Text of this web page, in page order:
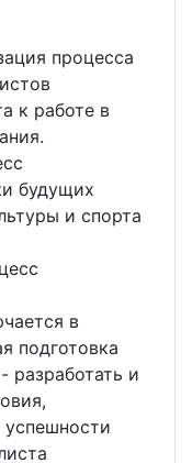
процесса
к работе в
будущих
и спорта
в
подготовка
разработать и